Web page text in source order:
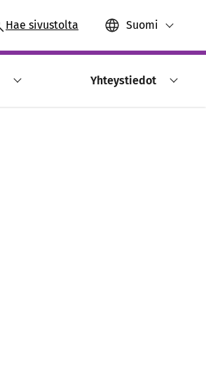
Hae sivustolta Suomi
Yhteystiedot